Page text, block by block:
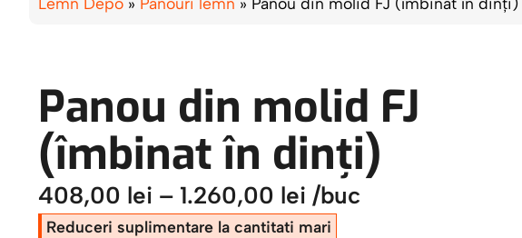
Panou din molid FJ
(îmbinat în dinți)
408,00 lei – 1.260,00 lei /buc
Reduceri suplimentare la cantitati mari